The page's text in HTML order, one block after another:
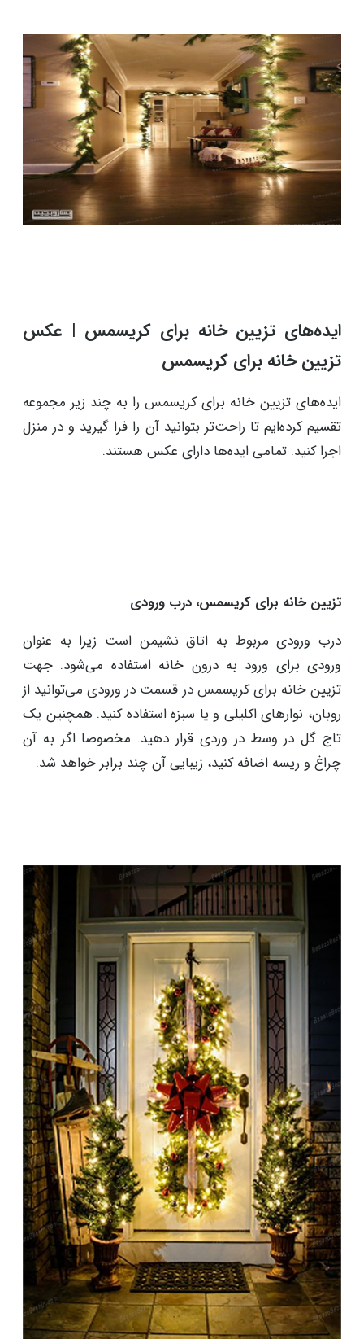
ایده‌های تزیین خانه برای کریسمس | عکس
تزیین خانه برای کریسمس
ایده‌های تزیین خانه برای کریسمس را به چند زیر مجموعه
تقسیم کرده‌ایم تا راحت‌تر بتوانید آن را فرا گیرید و در منزل
اجرا کنید. تمامی ایده‌ها دارای عکس هستند.
تزیین خانه برای کریسمس، درب ورودی
درب ورودی مربوط به اتاق نشیمن است زیرا به عنوان
ورودی برای ورود به درون خانه استفاده می‌شود. جهت
تزیین خانه برای کریسمس در قسمت در ورودی می‌توانید از
روبان، نوارهای اکلیلی و یا سبزه استفاده کنید. همچنین یک
تاج گل در وسط در وردی قرار دهید. مخصوصا اگر به آن
چراغ و ریسه اضافه کنید، زیبایی آن چند برابر خواهد شد.